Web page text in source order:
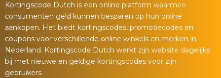
Kortingscode Dutch is een online platform waarmee
consumenten geld kunnen besparen op hun online
aankopen. Het biedt kortingscodes, promotiecodes en
coupons voor verschillende online winkels en merken in
Nederland. Kortingscode Dutch werkt zijn website dagelijks
bij met nieuwe en geldige kortingscodes voor zijn
gebruikers.